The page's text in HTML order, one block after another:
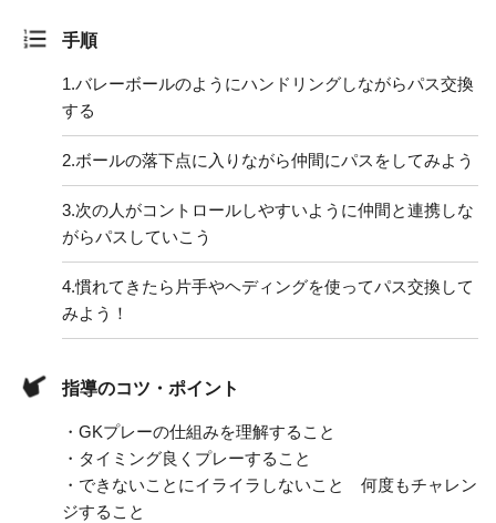
手順
1.バレーボールのようにハンドリングしながらパス交換
する
2.ボールの落下点に入りながら仲間にパスをしてみよう
3.次の人がコントロールしやすいように仲間と連携しな
がらパスしていこう
4.慣れてきたら片手やヘディングを使ってパス交換して
みよう！
指導のコツ・ポイント
・GKプレーの仕組みを理解すること
・タイミング良くプレーすること
・できないことにイライラしないこと 何度もチャレン
ジすること